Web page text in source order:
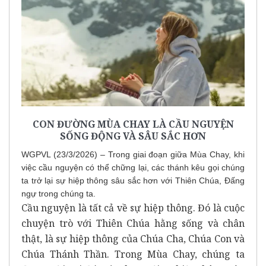
CON ĐƯỜNG MÙA CHAY LÀ CẦU NGUYỆN
SỐNG ĐỘNG VÀ SÂU SẮC HƠN
WGPVL (23/3/2026) – Trong giai đoạn giữa Mùa Chay, khi
việc cầu nguyện có thể chững lại, các thánh kêu gọi chúng
ta trở lại sự hiệp thông sâu sắc hơn với Thiên Chúa, Đấng
ngự trong chúng ta.
Cầu nguyện là tất cả về sự hiệp thông. Đó là cuộc
chuyện trò với Thiên Chúa hằng sống và chân
thật, là sự hiệp thông của Chúa Cha, Chúa Con và
Chúa Thánh Thần. Trong Mùa Chay, chúng ta